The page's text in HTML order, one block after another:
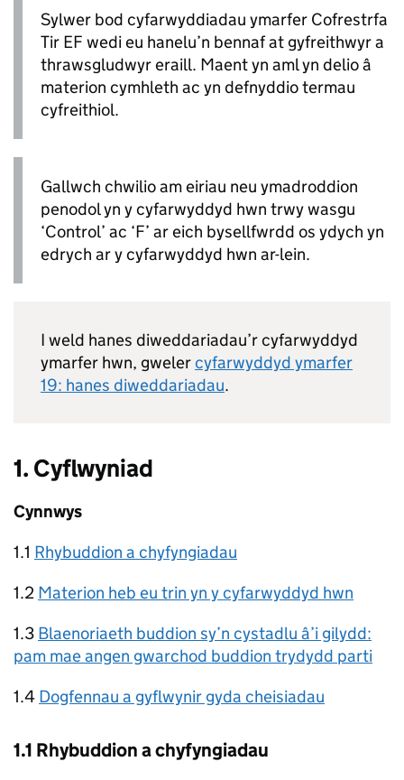
Sylwer bod cyfarwyddiadau ymarfer Cofrestrfa
Tir EF wedi eu hanelu’n bennaf at gyfreithwyr a
thrawsgludwyr eraill. Maent yn aml yn delio â
materion cymhleth ac yn defnyddio termau
cyfreithiol.
Gallwch chwilio am eiriau neu ymadroddion
penodol yn y cyfarwyddyd hwn trwy wasgu
‘Control’ ac ‘F’ ar eich bysellfwrdd os ydych yn
edrych ar y cyfarwyddyd hwn ar-lein.
I weld hanes diweddariadau’r cyfarwyddyd
ymarfer hwn, gwelercyfarwyddyd ymarfer
19: hanes diweddariadau.
1. Cyflwyniad
Cynnwys
1.1 Rhybuddion a chyfyngiadau
1.2 Materion heb eu trin yn y cyfarwyddyd hwn
1.3 Blaenoriaeth buddion sy’n cystadlu â’i gilydd:
pam mae angen gwarchod buddion trydydd parti
1.4 Dogfennau a gyflwynir gyda cheisiadau
1.1 Rhybuddion a chyfyngiadau